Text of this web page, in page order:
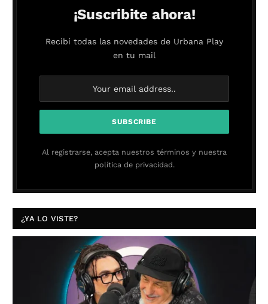
¡Suscribite ahora!
Recibí todas las novedades de Urbana Play
en tu mail
Al registrarse, acepta nuestros términos y nuestra
política de privacidad.
¿YA LO VISTE?